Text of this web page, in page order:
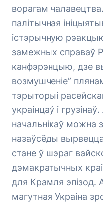
ворагам
палітычная
істэрычную
замежных справаў
канфэрэнцыю, дзе
возмушченіе”
тэрыторыі
украінцаў і
начальнікаў можна
назаўсёды вырвецца
стане ў шэраг
дэмакратычных
для Крамля эпізод. А
магутная Украіна